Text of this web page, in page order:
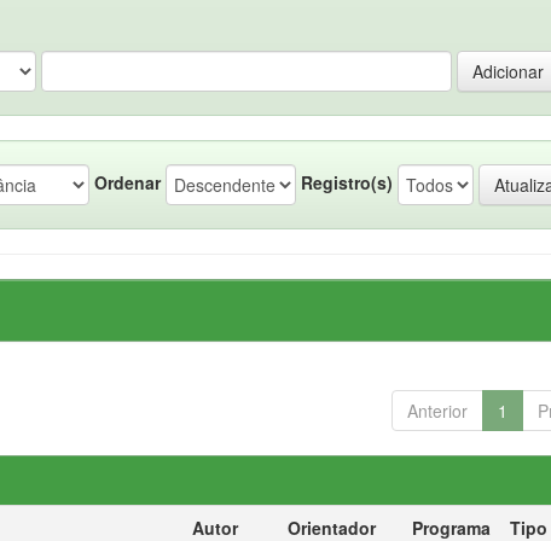
Ordenar Registro(s)
Anterior 1
Autor Orientador Programa
Tipo